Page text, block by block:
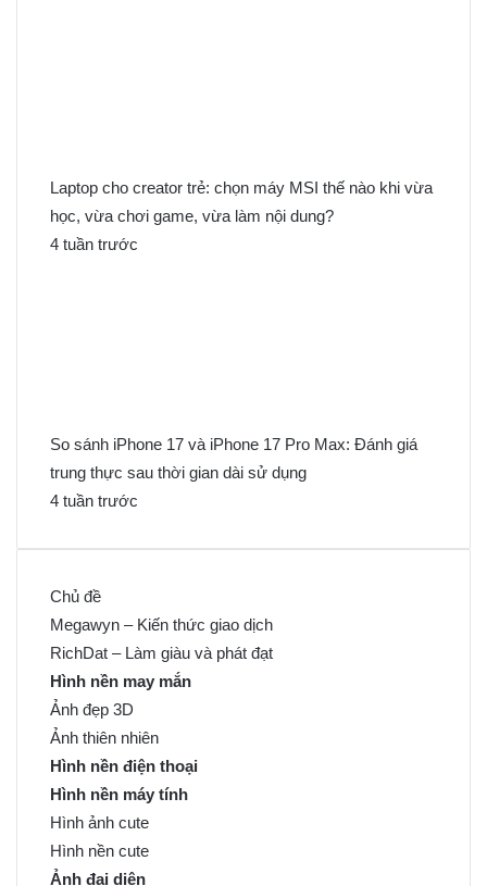
Laptop cho creator trẻ: chọn máy MSI thế nào khi vừa
học, vừa chơi game, vừa làm nội dung?
4 tuần trước
So sánh iPhone 17 và iPhone 17 Pro Max: Đánh giá
trung thực sau thời gian dài sử dụng
4 tuần trước
Chủ đề
Megawyn – Kiến thức giao dịch
RichDat – Làm giàu và phát đạt
Hình nền may mắn
Ảnh đẹp 3D
Ảnh thiên nhiên
Hình nền điện thoại
Hình nền máy tính
Hình ảnh cute
Hình nền cute
Ảnh đại diện